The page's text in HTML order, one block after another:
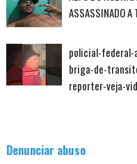
ASSASSINADO A
policial-
briga-de-
reporter-veja-
Denunciar abuso